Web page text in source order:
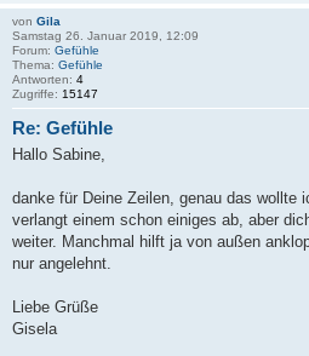
von Gila
Samstag 26. Januar 2019, 12:09
Forum: Gefühle
Thema: Gefühle
Antworten: 4
Zugriffe: 15147
Re: Gefühle
Hallo Sabine,
danke für Deine Zeilen, genau das wollte
verlangt einem schon einiges ab, aber
weiter. Manchmal hilft ja von außen
nur angelehnt.
Liebe Grüße
Gisela